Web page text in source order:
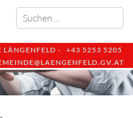
LÄNGENFELD - +43 5253 5205